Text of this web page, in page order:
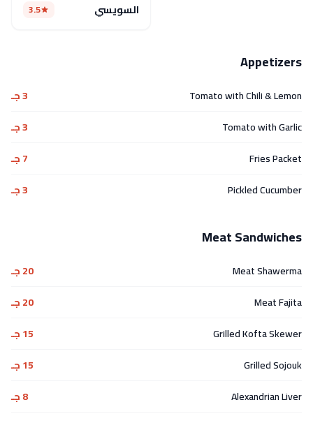
السويسي 3.5
Appetizers
Tomato with Chili & Lemon
3 جـ
Tomato with Garlic
3 جـ
Fries Packet
7 جـ
Pickled Cucumber
3 جـ
Meat Sandwiches
Meat Shawerma
20 جـ
Meat Fajita
20 جـ
Grilled Kofta Skewer
15 جـ
Grilled Sojouk
15 جـ
Alexandrian Liver
8 جـ